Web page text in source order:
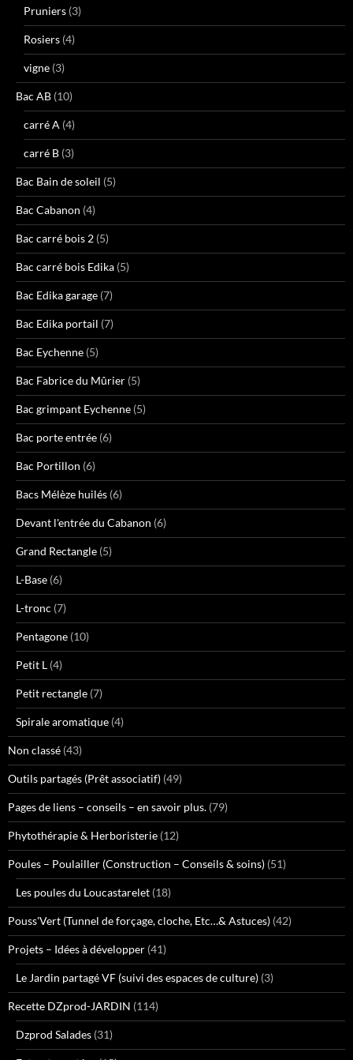
Pruniers (3)
Rosiers (4)
vigne (3)
Bac AB (10)
carré A (4)
carré B (3)
Bac Bain de soleil (5)
Bac Cabanon (4)
Bac carré bois 2 (5)
Bac carré bois Edika (5)
Bac Edika garage (7)
Bac Edika portail (7)
Bac Eychenne (5)
Bac Fabrice du Mûrier (5)
Bac grimpant Eychenne (5)
Bac porte entrée (6)
Bac Portillon (6)
Bacs Mélèze huilés (6)
Devant l'entrée du Cabanon (6)
Grand Rectangle (5)
L-Base (6)
L-tronc (7)
Pentagone (10)
Petit L (4)
Petit rectangle (7)
Spirale aromatique (4)
Non classé (43)
Outils partagés (Prêt associatif) (49)
Pages de liens – conseils – en savoir plus. (79)
Phytothérapie & Herboristerie (12)
Poules – Poulailler (Construction – Conseils & soins) (51)
Les poules du Loucastarelet (18)
Pouss'Vert (Tunnel de forçage, cloche, Etc…& Astuces) (42)
Projets – Idées à développer (41)
Le Jardin partagé VF (suivi des espaces de culture) (3)
Recette DZprod-JARDIN (114)
Dzprod Salades (31)